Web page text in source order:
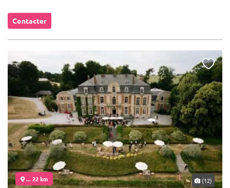
Contacter
... 22 km (12)